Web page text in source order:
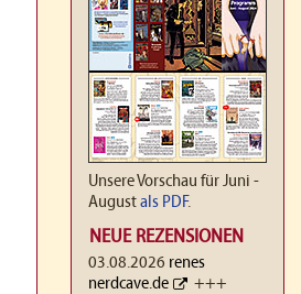
Unsere Vorschau für Juni -
Augustals PDF.
NEUE REZENSIONEN
03.08.2026 renes
nerdcave.de
+++